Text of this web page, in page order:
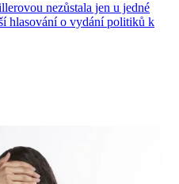
nezůstala jen u jedné
hlasování o vydání politiků k